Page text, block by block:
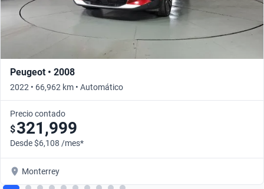
Peugeot • 2008
2022 • 66,962 km • Automático
Precio contado
$321,999
Desde $6,108 /mes*
Monterrey